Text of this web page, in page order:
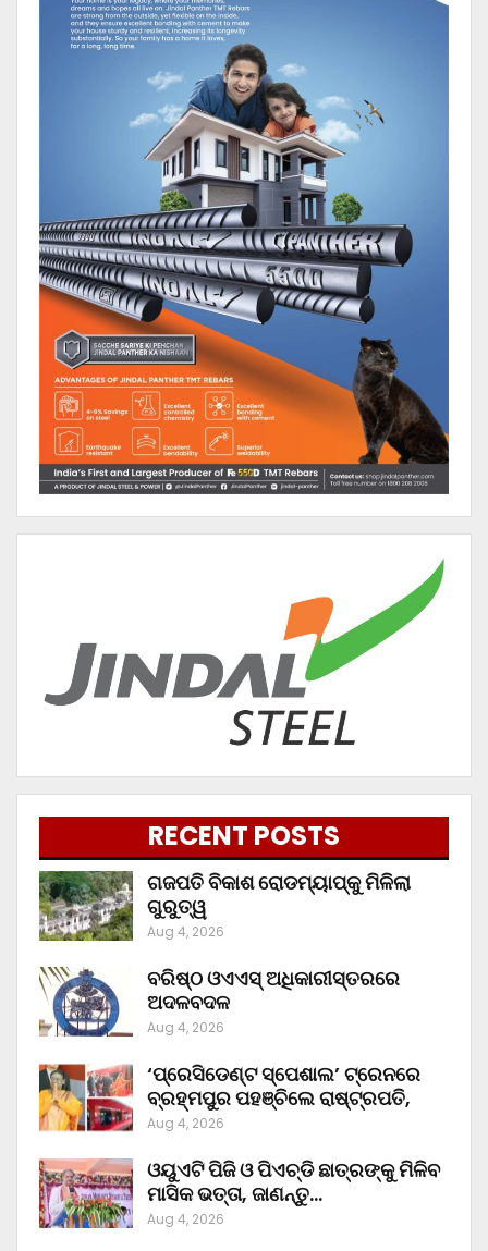
RECENT POSTS
ଗଜପତି ବିକାଶ ରୋଡମ୍ୟାପ୍‌କୁ ମିଳିଲା
ଗୁରୁତ୍ୱ
Aug 4, 2026
ବରିଷ୍ଠ ଓଏଏସ୍‌ ଅଧିକାରୀସ୍ତରରେ
ଅଦଳବଦଳ
Aug 4, 2026
‘ପ୍ରେସିଡେଣ୍ଟ ସ୍ପେଶାଲ’ ଟ୍ରେନରେ
ବ୍ରହ୍ମପୁର ପହଞ୍ଚିଲେ ରାଷ୍ଟ୍ରପତି,
Aug 4, 2026
ଓୟୁଏଟି ପିଜି ଓ ପିଏଚ୍‌ଡି ଛାତ୍ରଙ୍କୁ ମିଳିବ
ମାସିକ ଭତ୍ତା, ଜାଣନ୍ତୁ…
Aug 4, 2026